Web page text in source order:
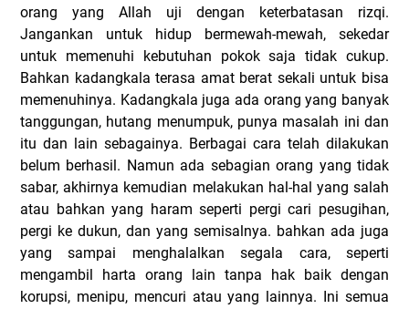
orang yang Allah uji dengan keterbatasan rizqi.
Jangankan untuk hidup bermewah-mewah, sekedar
untuk memenuhi kebutuhan pokok saja tidak cukup.
Bahkan kadangkala terasa amat berat sekali untuk bisa
memenuhinya. Kadangkala juga ada orang yang banyak
tanggungan, hutang menumpuk, punya masalah ini dan
itu dan lain sebagainya. Berbagai cara telah dilakukan
belum berhasil. Namun ada sebagian orang yang tidak
sabar, akhirnya kemudian melakukan hal-hal yang salah
atau bahkan yang haram seperti pergi cari pesugihan,
pergi ke dukun, dan yang semisalnya. bahkan ada juga
yang sampai menghalalkan segala cara, seperti
mengambil harta orang lain tanpa hak baik dengan
korupsi, menipu, mencuri atau yang lainnya. Ini semua